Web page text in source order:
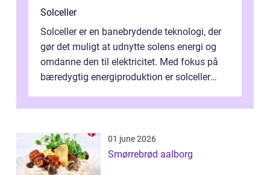
Solceller
Solceller er en banebrydende teknologi, der
gør det muligt at udnytte solens energi og
omdanne den til elektricitet. Med fokus på
bæredygtig energiproduktion er solceller
01 june 2026
Smørrebrød aalborg